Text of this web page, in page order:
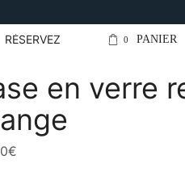
RÉSERVEZ 0 PANIER
en verre
€